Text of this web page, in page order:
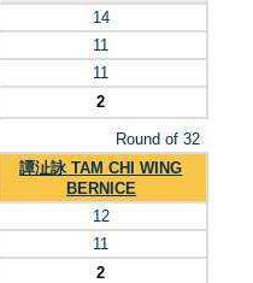
14
11
11
2
Round of 32
譚沚詠 TAM CHI WING
BERNICE
12
11
2